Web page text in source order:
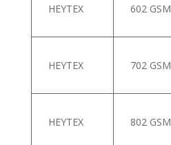
HEYTEX 602 GSM
HEYTEX 702 GSM
HEYTEX 802 GSM